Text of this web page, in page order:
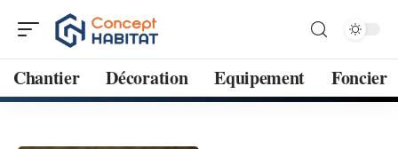
Chantier Décoration Equipement Foncier